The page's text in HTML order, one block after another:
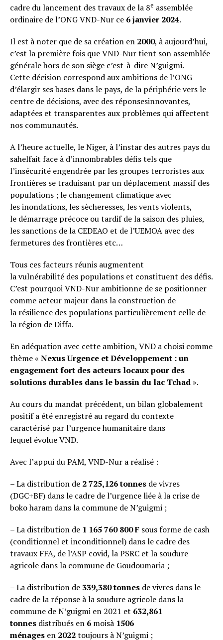
cadre du lancement des travaux de la 8e assemblée
ordinaire de l’ONG VND-Nur ce 6 janvier 2024.
Il est à noter que de sa création en 2000, à aujourd’hui,
c’est la première fois que VND-Nur tient son assemblée
générale hors de son siège c’est-à-dire N’guigmi.
Cette décision correspond aux ambitions de l’ONG
d’élargir ses bases dans le pays, de la périphérie vers le
centre de décisions, avec des réponsesinnovantes,
adaptées et transparentes aux problèmes qui affectent
nos communautés.
A l’heure actuelle, le Niger, à l’instar des autres pays du
sahelfait face à d’innombrables défis tels que
l’insécurité engendrée par les groupes terroristes aux
frontières se traduisant par un déplacement massif des
populations ; le changement climatique avec
les inondations, les sècheresses, les vents violents,
le démarrage précoce ou tardif de la saison des pluies,
les sanctions de la CEDEAO et de l’UEMOA avec des
fermetures des frontières etc…
Tous ces facteurs réunis augmentent
la vulnérabilité des populations et constituent des défis.
C’est pourquoi VND-Nur ambitionne de se positionner
comme acteur majeur dans la construction de
la résilience des populations particulièrement celle de
la région de Diffa.
En adéquation avec cette ambition, VND a choisi comme
thème « Nexus Urgence etDéveloppement : un
engagement fort des acteurs locaux pour des
solutions durables dans le bassin du lac Tchad ».
Au cours du mandat précédent, un bilan globalement
positif a été enregistré au regard du contexte
caractérisé par l’urgence humanitaire dans
lequel évolue VND.
Avec l’appui du PAM, VND-Nur a réalisé :
– La distribution de 2 725,126 tonnes de vivres
(DGC+BF) dans le cadre de l’urgence liée à la crise de
boko haram dans la commune de N’guigmi ;
– La distribution de 1 165 760 800 F sous forme de cash
(conditionnel et inconditionnel) dans le cadre des
travaux FFA, de l’ASP covid, la PSRC et la soudure
agricole dans la commune de Goudoumaria ;
– La distribution de 339,380 tonnes de vivres dans le
cadre de la réponse à la soudure agricole dans la
commune de N’guigmi en 2021 et 632,861
tonnes distribués en 6 moisà 1506
ménages en 2022toujours à N’guigmi ;